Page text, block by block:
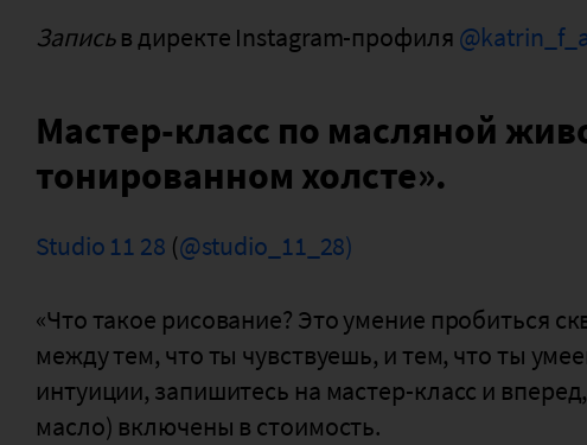
Записьв директе Instagram-профиля
Мастер-класс по масляной
тонированном холсте».⠀
Studio 11 28 (@studio_11_28)
«Что такое рисование? Это умение пробиться
между тем, что ты чувствуешь, и тем, что ты
интуиции, запишитесь на мастер-класс и
масло) включены в стоимость.